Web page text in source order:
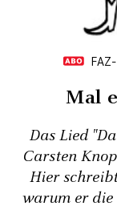
Mal
Das Lied
Carsten
Hier
warum er die